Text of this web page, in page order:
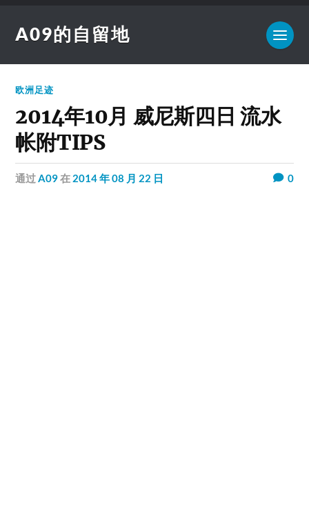
A09的自留地
欧洲足迹
2014年10月 威尼斯四日 流水
帐附TIPS
通过A09在 2014 年 08 月 22 日 0